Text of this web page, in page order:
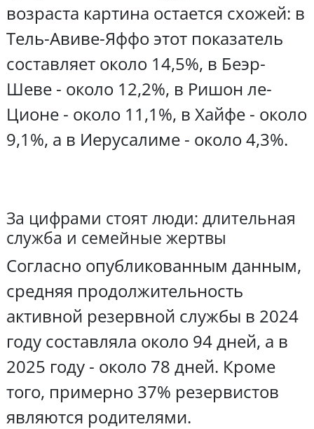
возраста картина остается схожей: в
Тель-Авиве-Яффо этот показатель
составляет около 14,5%, в Беэр-
Шеве - около 12,2%, в Ришон ле-
Ционе - около 11,1%, в Хайфе - около
9,1%, а в Иерусалиме - около 4,3%.
За цифрами стоят люди: длительная
служба и семейные жертвы
Согласно опубликованным данным,
средняя продолжительность
активной резервной службы в 2024
году составляла около 94 дней, а в
2025 году - около 78 дней. Кроме
того, примерно 37% резервистов
являются родителями.